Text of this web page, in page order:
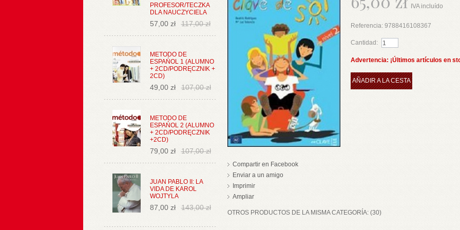
PROFESOR/TECZKA
DLA NAUCZYCIELA
57,00 zł 117,00 zł
METODO DE
ESPAŃOL 1 (ALUMNO
+ 2CD/PODRĘCZNIK +
2CD)
49,00 zł 107,00 zł
METODO DE
ESPAŃOL 2 (ALUMNO
+ 2CD/PODRĘCZNIK
+2CD)
79,00 zł 107,00 zł
JUAN PABLO II: LA
VIDA DE KAROL
WOJTYLA
87,00 zł 143,00 zł
Compartir en Facebook
Enviar a un amigo
Imprimir
Ampliar
IVA incluído
Referencia: 9788416108367
Cantidad:
Advertencia: ¡Últimos artículos en
AÑADIR A LA CESTA
OTROS PRODUCTOS DE LA MISMA CATEGORÍA: (30)